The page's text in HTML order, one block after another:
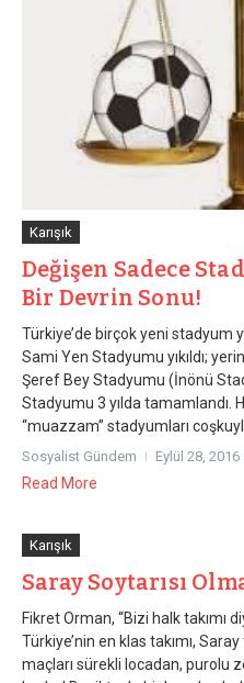
Karışık
Değişen Sadece
Bir Devrin Sonu!
Türkiye’de birçok yeni stadyum
Sami Yen Stadyumu yıkıldı;
Şeref Bey Stadyumu (İnönü
Stadyumu 3 yılda tamamlandı.
“muazzam” stadyumları
Sosyalist Gündem Eylül 28, 2016
Read More
Karışık
Saray Soytarısı
Fikret Orman, “Bizi halk takımı
Türkiye’nin en klas takımı, Saray
maçları sürekli locadan, purolu